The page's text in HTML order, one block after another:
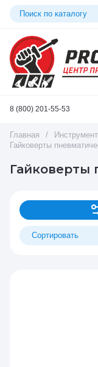
8 (800) 201-55-53
Главная /
Гайковерты
Гайковерты
Сортировать